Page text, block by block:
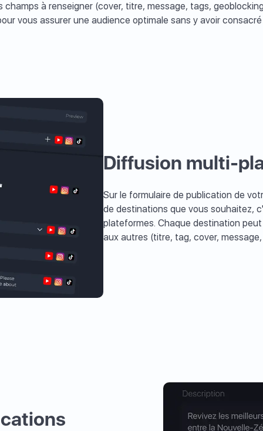
à renseigner (cover, titre, message, tags,
vous assurer une audience optimale sans y avoir
Diffusion multi-
Sur le formulaire de publication de
de destinations que vous souhaitez,
plateformes. Chaque destination
aux autres (titre, tag, cover,